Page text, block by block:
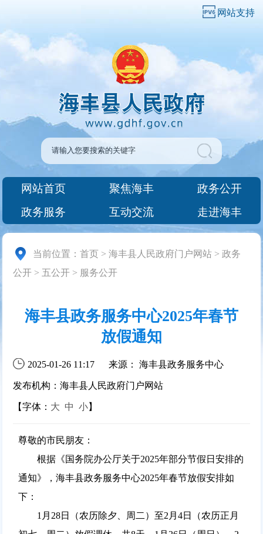
网站支持
网站首页 聚焦海丰
政务公开
政务服务
互动交流 走进海丰
当前位置：首页 >海丰县人民政府门户网站 >政务
公开 > 五公开 > 服务公开
海丰县政务服务中心2025年春节
放假通知
2025-01-26 11:17 来源： 海丰县政务服务中心
发布机构：海丰县人民政府门户网站
【字体： 大 中 小】
尊敬的市民朋友：
根据《国务院办公厅关于2025年部分节假日安排的
通知》，海丰县政务服务中心2025年春节放假安排如
下：
1月28日（农历除夕、周二）至2月4日（农历正月